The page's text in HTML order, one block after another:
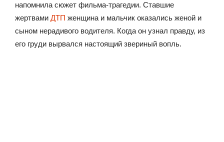
напомнила сюжет фильма-трагедии. Ставшие
жертвами ДТП женщина и мальчик оказались женой и
сыном нерадивого водителя. Когда он узнал правду, из
его груди вырвался настоящий звериный вопль.